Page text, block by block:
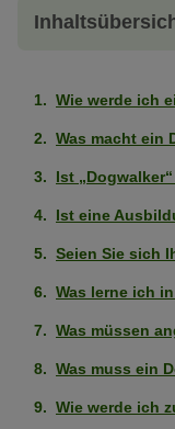
Wie werde ich
Was macht ein
Ist
Ist eine
Seien Sie sich
Was lerne ich
Was müssen
Was muss ein
Wie werde ich